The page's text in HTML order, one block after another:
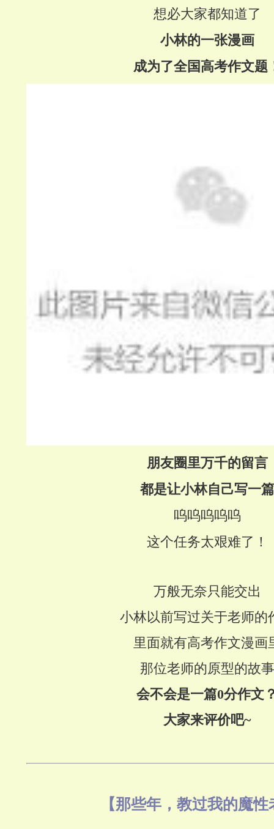
想必大家都知道了
小林的一张漫画
成为了全国高考作文题
朋友圈里万千的留言
都是让小林自己写一篇
呜呜呜呜呜
这个任务太艰难了！
万般无奈只能交出
小林以前写过关于老师的
里面就有高考作文漫画
那位老师的原型的故事
会不会是一篇0分作文
大家来评价吧~
【那些年，教过我的魔性